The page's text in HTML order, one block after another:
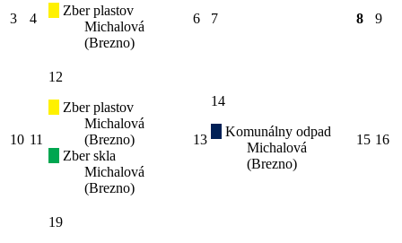
3 4
Zber plastov
Michalová
(Brezno)
6 7 8 9
10 11
12
Zber plastov
Michalová
(Brezno)
Zber skla
Michalová
(Brezno)
13
14
Komunálny odpad
Michalová
(Brezno)
15 16
19